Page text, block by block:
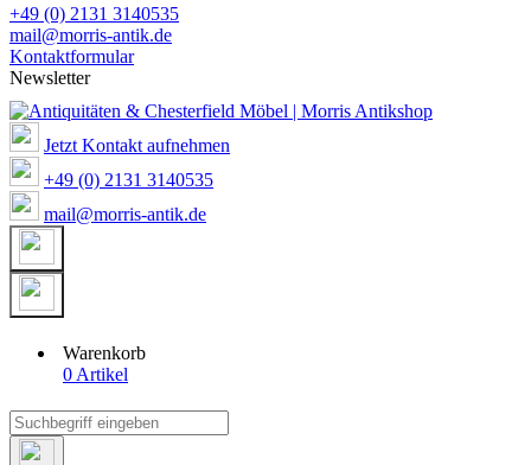
+49 (0) 2131 3140535
mail@morris-antik.de
Kontaktformular
Newsletter
Jetzt Kontakt aufnehmen
+49 (0) 2131 3140535
mail@morris-antik.de
Warenkorb
0 Artikel